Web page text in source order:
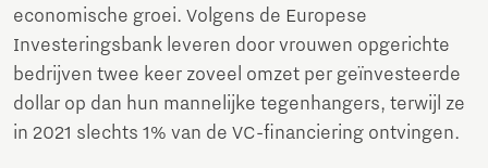
economische groei. Volgens de Europese
Investeringsbank leveren door vrouwen opgerichte
bedrijven twee keer zoveel omzet per geïnvesteerde
dollar op dan hun mannelijke tegenhangers, terwijl ze
in 2021 slechts 1% van de VC-financiering ontvingen.